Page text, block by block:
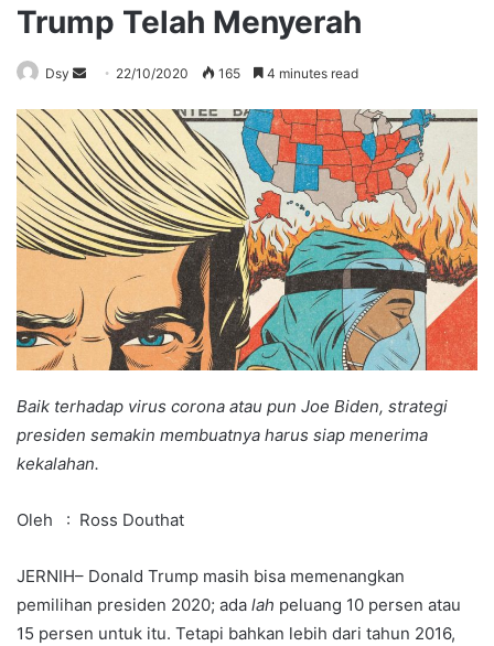
Trump Telah Menyerah
Dsy
Send
email
22/10/2020 165 4 minutes read
Baik terhadap virus corona atau pun Joe Biden, strategi
presiden semakin membuatnya harus siap menerima
kekalahan.
Oleh : Ross Douthat
JERNIH– Donald Trump masih bisa memenangkan
pemilihan presiden 2020; ada lah peluang 10 persen atau
15 persen untuk itu. Tetapi bahkan lebih dari tahun 2016,